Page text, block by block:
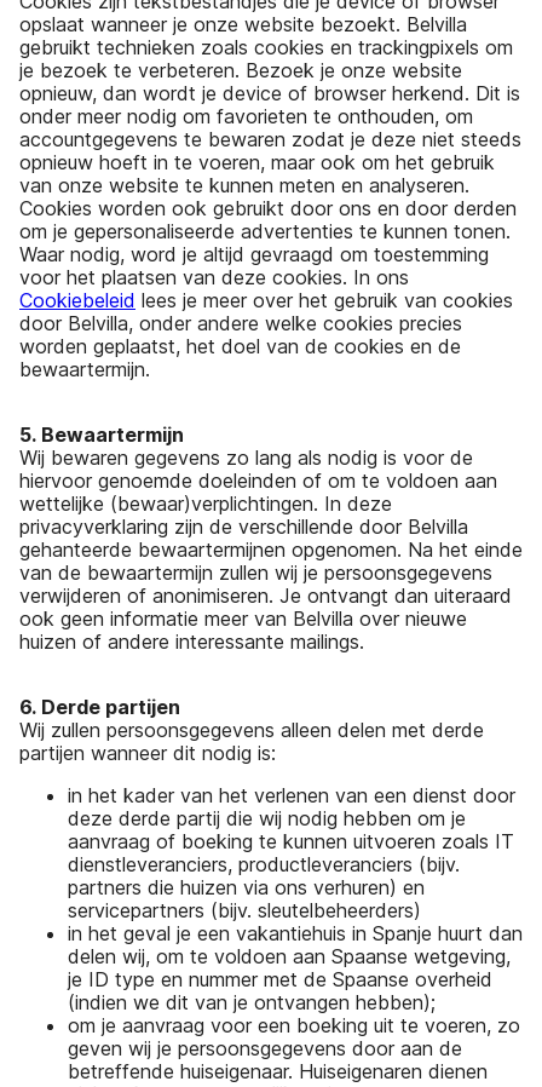
opslaat wanneer je onze website bezoekt. Belvilla
gebruikt technieken zoals cookies en trackingpixels om
je bezoek te verbeteren. Bezoek je onze website
opnieuw, dan wordt je device of browser herkend. Dit is
onder meer nodig om favorieten te onthouden, om
accountgegevens te bewaren zodat je deze niet steeds
opnieuw hoeft in te voeren, maar ook om het gebruik
van onze website te kunnen meten en analyseren.
Cookies worden ook gebruikt door ons en door derden
om je gepersonaliseerde advertenties te kunnen tonen.
Waar nodig, word je altijd gevraagd om toestemming
voor het plaatsen van deze cookies. In ons
Cookiebeleid lees je meer over het gebruik van cookies
door Belvilla, onder andere welke cookies precies
worden geplaatst, het doel van de cookies en de
bewaartermijn.
5. Bewaartermijn
Wij bewaren gegevens zo lang als nodig is voor de
hiervoor genoemde doeleinden of om te voldoen aan
wettelijke (bewaar)verplichtingen. In deze
privacyverklaring zijn de verschillende door Belvilla
gehanteerde bewaartermijnen opgenomen. Na het einde
van de bewaartermijn zullen wij je persoonsgegevens
verwijderen of anonimiseren. Je ontvangt dan uiteraard
ook geen informatie meer van Belvilla over nieuwe
huizen of andere interessante mailings.
6. Derde partijen
Wij zullen persoonsgegevens alleen delen met derde
partijen wanneer dit nodig is:
in het kader van het verlenen van een dienst door
deze derde partij die wij nodig hebben om je
aanvraag of boeking te kunnen uitvoeren zoals IT
dienstleveranciers, productleveranciers (bijv.
partners die huizen via ons verhuren) en
servicepartners (bijv. sleutelbeheerders)
in het geval je een vakantiehuis in Spanje huurt dan
delen wij, om te voldoen aan Spaanse wetgeving,
je ID type en nummer met de Spaanse overheid
(indien we dit van je ontvangen hebben);
om je aanvraag voor een boeking uit te voeren, zo
geven wij je persoonsgegevens door aan de
betreffende huiseigenaar. Huiseigenaren dienen